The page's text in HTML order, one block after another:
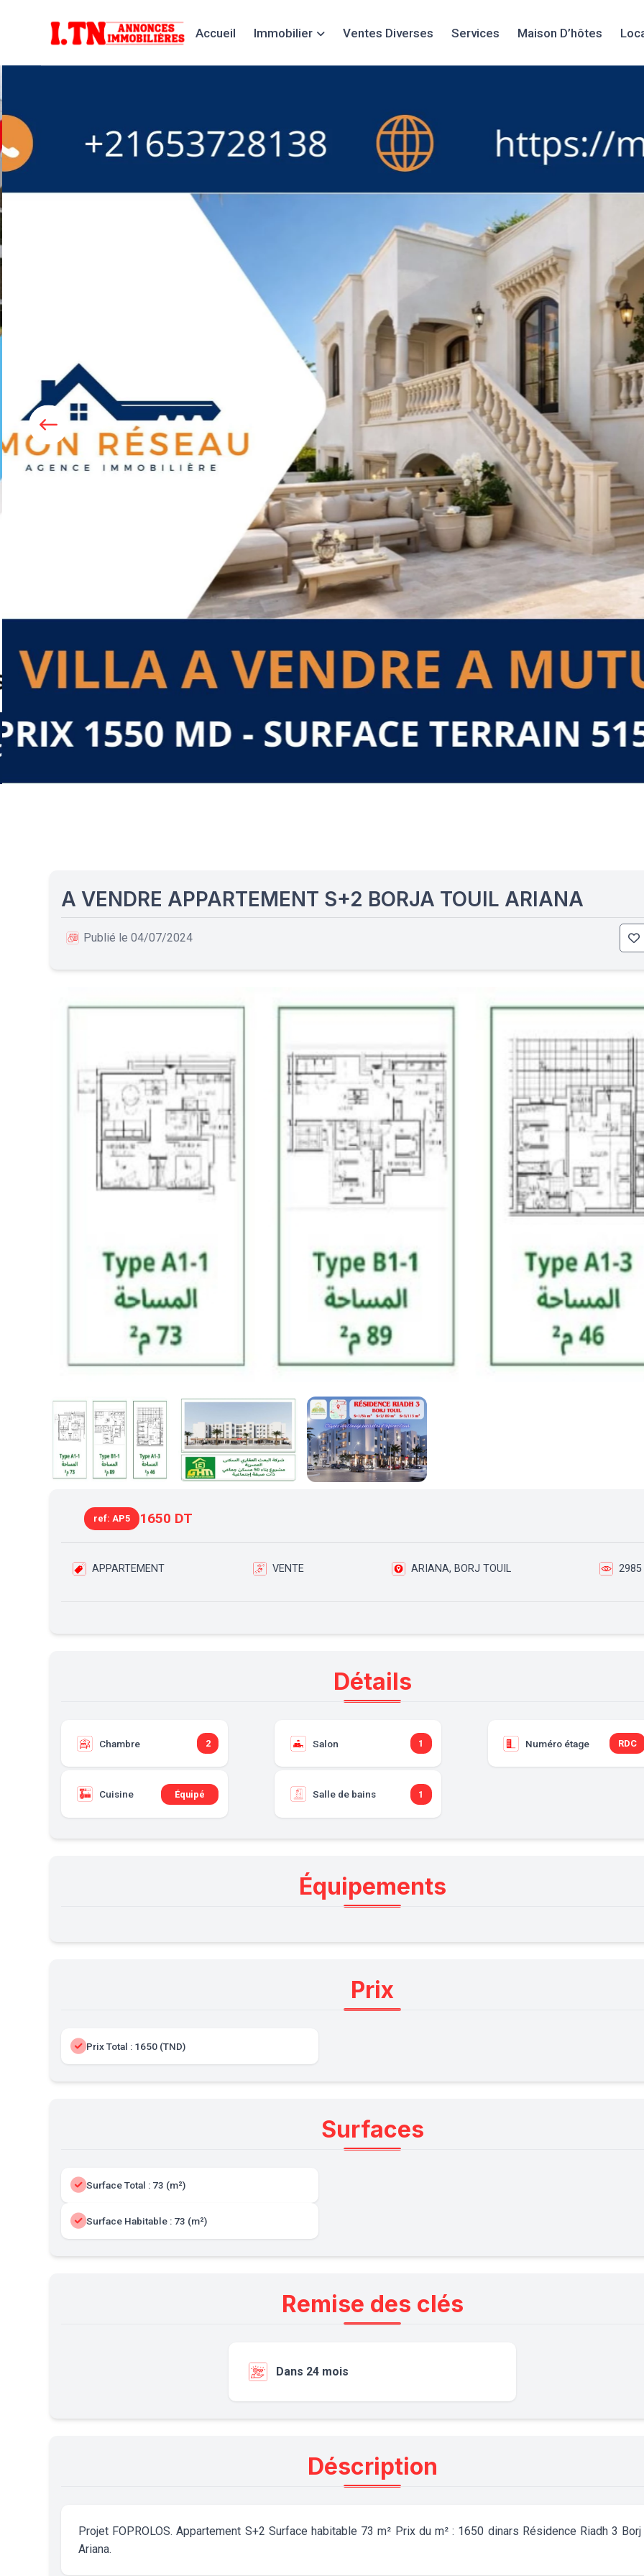
Accueil Immobilier Ventes Diverses Services Maison D’hôtes
A VENDRE APPARTEMENT S+2 BORJA TOUIL ARIANA
Publié le 04/07/2024
ref: AP5 1650 DT
APPARTEMENT VENTE ARIANA, BORJ TOUIL 2985
Détails
Chambre 2
Cuisine Équipé
Salon 1
Salle de bains 1
Numéro étage RDC
Équipements
Prix
Prix Total : 1650 (TND)
Surfaces
Surface Total : 73 (m²)
Surface Habitable : 73 (m²)
Remise des clés
Dans 24 mois
Déscription
Projet FOPROLOS. Appartement S+2 Surface habitable 73 m² Prix du m² : 1650 dinars Résidence Riadh 3
Ariana.